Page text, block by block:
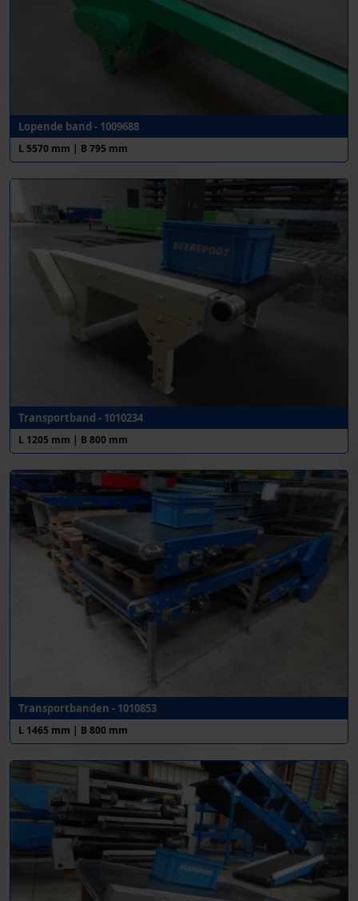
Lopende band - 1009688
L 5570 mm | B 795 mm
Transportband - 1010234
L 1205 mm | B 800 mm
Transportbanden - 1010853
L 1465 mm | B 800 mm